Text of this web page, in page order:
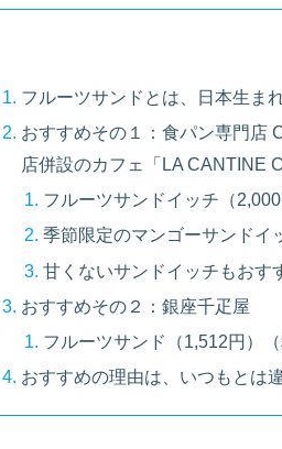
フルーツサンドとは、日本生ま
おすすめその１：食パン専門店
店併設のカフェ「LA CANTINE
フルーツサンドイッチ（2,000
季節限定のマンゴーサンドイ
甘くないサンドイッチもおす
おすすめその２：銀座千疋屋
フルーツサンド（1,512円）（
おすすめの理由は、いつもとは